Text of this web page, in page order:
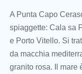
A Punta Capo
spiaggette: Cala sa
e Porto Vitello. Si
da macchia
granito rosa. Il mare